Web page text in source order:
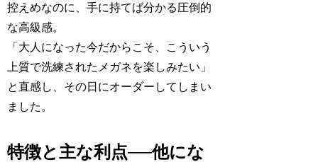
控えめなのに、手に持てば分かる圧倒的
な高級感。
「大人になった今だからこそ、こういう
上質で洗練されたメガネを楽しみたい」
と直感し、その日にオーダーしてしまい
ました。
特徴と主な利点──他にな